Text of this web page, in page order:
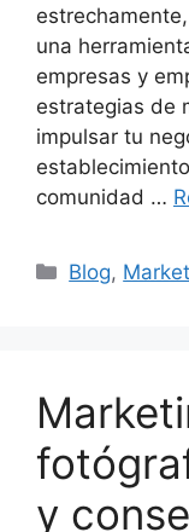
una
empresas y
estrategias de
impulsar tu
comunidad …
Categories
Blog,
y